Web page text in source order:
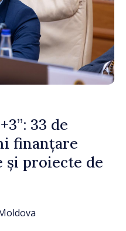
33 de
finanțare
și proiecte de